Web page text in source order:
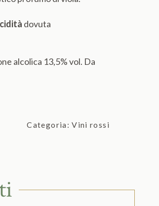
dovuta
alcolica 13,5% vol. Da
Categoria:Vini rossi